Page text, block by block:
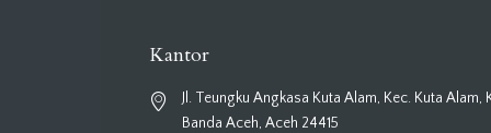
Kantor
Jl. Teungku Angkasa Kuta Alam, Kec. Kuta Alam,
Banda Aceh, Aceh 24415